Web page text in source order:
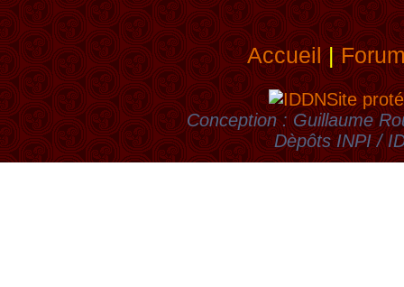
Accueil|
Site
Conception : Guillaume
Dèpôts INPI /